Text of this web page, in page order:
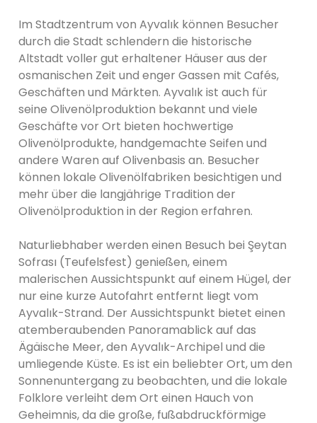
Im Stadtzentrum von Ayvalık können Besucher
durch die Stadt schlendern die historische
Altstadt voller gut erhaltener Häuser aus der
osmanischen Zeit und enger Gassen mit Cafés,
Geschäften und Märkten. Ayvalık ist auch für
seine Olivenölproduktion bekannt und viele
Geschäfte vor Ort bieten hochwertige
Olivenölprodukte, handgemachte Seifen und
andere Waren auf Olivenbasis an. Besucher
können lokale Olivenölfabriken besichtigen und
mehr über die langjährige Tradition der
Olivenölproduktion in der Region erfahren.
Naturliebhaber werden einen Besuch bei Şeytan
Sofrası (Teufelsfest) genießen, einem
malerischen Aussichtspunkt auf einem Hügel, der
nur eine kurze Autofahrt entfernt liegt vom
Ayvalık-Strand. Der Aussichtspunkt bietet einen
atemberaubenden Panoramablick auf das
Ägäische Meer, den Ayvalık-Archipel und die
umliegende Küste. Es ist ein beliebter Ort, um den
Sonnenuntergang zu beobachten, und die lokale
Folklore verleiht dem Ort einen Hauch von
Geheimnis, da die große, fußabdruckförmige